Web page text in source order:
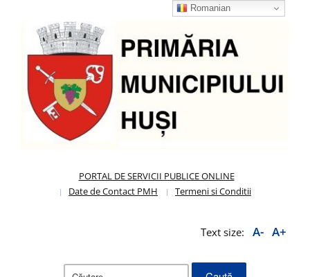
PORTAL DE SERVICII PUBLICE ONLINE
Date de Contact PMH
Termeni si Conditii
Text size: A- A+
Caută
Romanian